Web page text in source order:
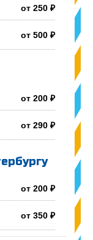
от 250 ₽
от 500 ₽
от 200 ₽
от 290 ₽
от 200 ₽
от 350 ₽